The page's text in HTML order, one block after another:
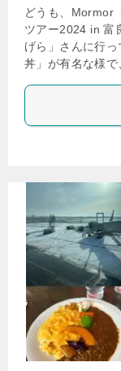
どうも、Mormor
ツアー2024 in 富
げら」さんに行
丼」が有名な様